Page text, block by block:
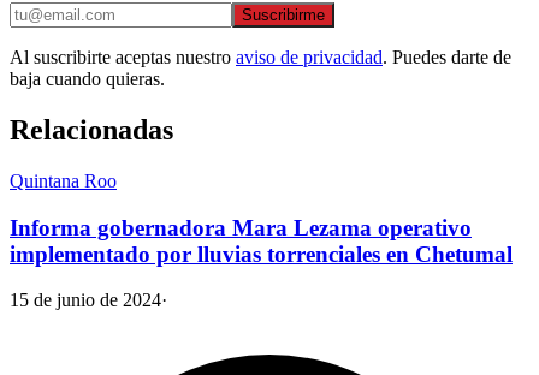
Suscribirme
Al suscribirte aceptas nuestro aviso de privacidad. Puedes darte de
baja cuando quieras.
Relacionadas
Quintana Roo
Informa gobernadora Mara Lezama operativo
implementado por lluvias torrenciales en Chetumal
15 de junio de 2024·